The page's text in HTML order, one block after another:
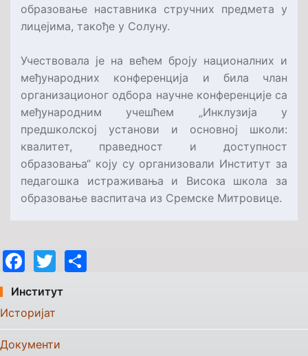
образовање наставника стручних предмета у
лицејима, такође у Солуну.
Учествовала је на већем броју националних и
међународних конференција и била члан
организационог одбора научне конференције са
међународним учешћем „Инклузија у
предшколској установи и основној школи:
квалитет, праведност и доступност
образовања“ коју су организовали Институт за
педагошка истраживања и Висока школа за
образовање васпитача из Сремске Митровице.
Facebook
Twitter
Институт
Историјат
Документи